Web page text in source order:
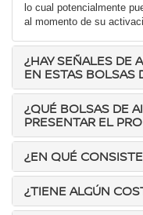
lo cual potencialmente
al momento de su
¿HAY SEÑALES DE
EN ESTAS BOLSAS
¿QUÉ BOLSAS DE
PRESENTAR EL
¿EN QUÉ
¿TIENE ALGÚN